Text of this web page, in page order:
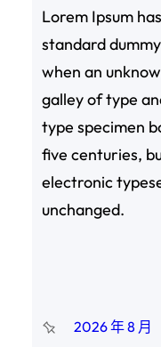
Lorem Ipsum
standard
when an
galley of type
type specimen
five centuries,
electronic
unchanged.
2026 年 8 月